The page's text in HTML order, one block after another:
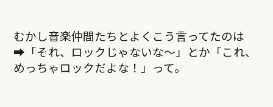
むかし音楽仲間たちとよくこう言ってたのは
➡︎「それ、ロックじゃないな〜」とか「これ、
めっちゃロックだよな！」って。